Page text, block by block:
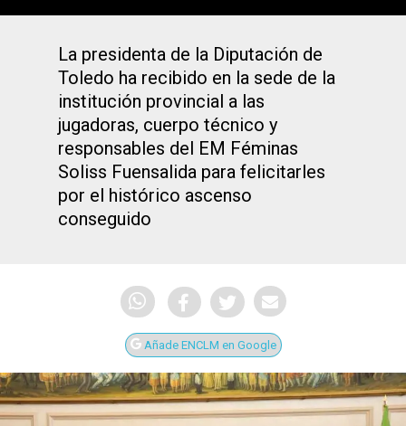
La presidenta de la Diputación de
Toledo ha recibido en la sede de la
institución provincial a las
jugadoras, cuerpo técnico y
responsables del EM Féminas
Soliss Fuensalida para felicitarles
por el histórico ascenso
conseguido
Añade ENCLM en Google